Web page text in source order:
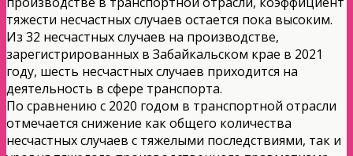
тяжести несчастных случаев остается пока высоким.
Из 32 несчастных случаев на производстве,
зарегистрированных в Забайкальском крае в 2021
году, шесть несчастных случаев приходится на
деятельность в сфере транспорта.
По сравнению с 2020 годом в транспортной отрасли
отмечается снижение как общего количества
несчастных случаев с тяжелыми последствиями, так и